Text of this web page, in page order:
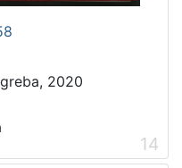
2020
14